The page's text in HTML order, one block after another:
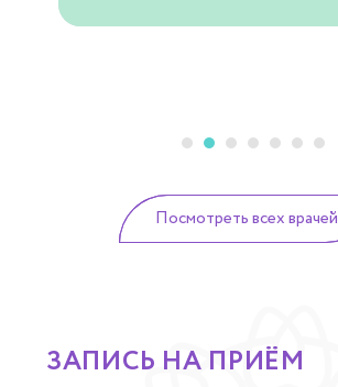
Посмотреть всех врачей
ЗАПИСЬ НА ПРИЁМ